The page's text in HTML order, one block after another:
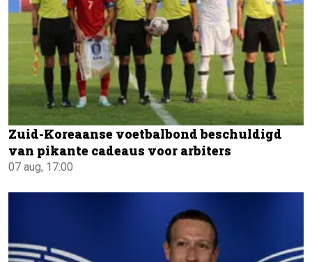
Zuid-Koreaanse voetbalbond beschuldigd
van pikante cadeaus voor arbiters
07 aug, 17:00